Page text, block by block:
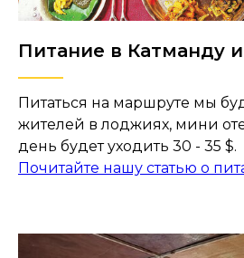
Питание в Катманду
Питаться на маршруте мы
жителей в лоджиях, мини
день будет уходить 30 - 35 $.
Почитайте нашу статью о